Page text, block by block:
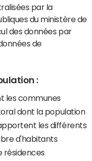
par la
du ministère de
des données par
de
:
les communes
dont la population
les différents
d'habitants
résidences